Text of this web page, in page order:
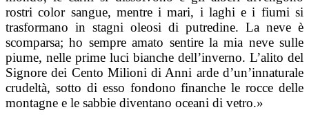
rostri color sangue, mentre i mari, i laghi e i fiumi si
trasformano in stagni oleosi di putredine. La neve è
scomparsa; ho sempre amato sentire la mia neve sulle
piume, nelle prime luci bianche dell’inverno. L’alito del
Signore dei Cento Milioni di Anni arde d’un’innaturale
crudeltà, sotto di esso fondono finanche le rocce delle
montagne e le sabbie diventano oceani di vetro.»